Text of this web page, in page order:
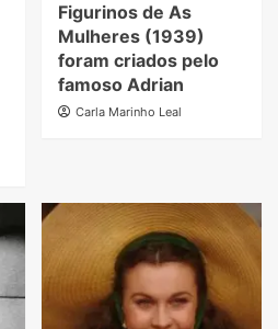
Figurinos de As
Mulheres (1939)
foram criados pelo
famoso Adrian
Carla Marinho Leal